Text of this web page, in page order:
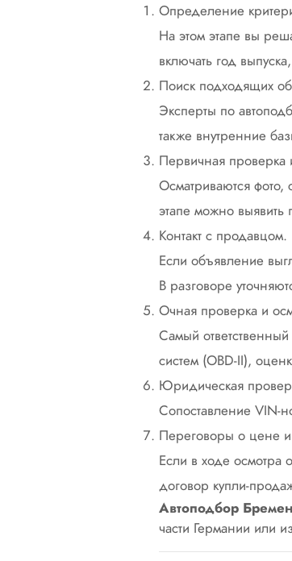
Определение
На этом этапе вы
включать год
Поиск подходящих
Эксперты по
также внутренние
Первичная
Осматриваются
этапе можно выявить
Контакт с продавцом.
Если объявление
В разговоре
Очная проверка и
Самый
систем (OBD-II),
Юридическая
Сопоставление VIN-
Переговоры о цене
Если в ходе осмотра
договор купли-
Автоподбор Бремен
части Германии или